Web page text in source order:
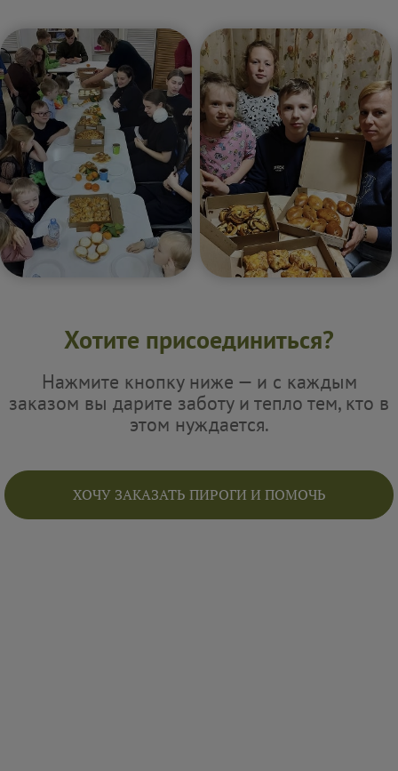
Хотите присоединиться?
Нажмите кнопку ниже — и с каждым
заказом вы дарите заботу и тепло тем, кто в
этом нуждается.
ХОЧУ ЗАКАЗАТЬ ПИРОГИ И ПОМОЧЬ